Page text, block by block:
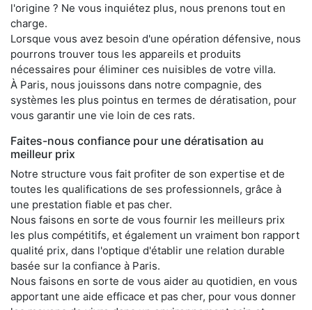
l'origine ? Ne vous inquiétez plus, nous prenons tout en
charge.
Lorsque vous avez besoin d'une opération défensive, nous
pourrons trouver tous les appareils et produits
nécessaires pour éliminer ces nuisibles de votre villa.
À Paris, nous jouissons dans notre compagnie, des
systèmes les plus pointus en termes de dératisation, pour
vous garantir une vie loin de ces rats.
Faites-nous confiance pour une dératisation au
meilleur prix
Notre structure vous fait profiter de son expertise et de
toutes les qualifications de ses professionnels, grâce à
une prestation fiable et pas cher.
Nous faisons en sorte de vous fournir les meilleurs prix
les plus compétitifs, et également un vraiment bon rapport
qualité prix, dans l'optique d'établir une relation durable
basée sur la confiance à Paris.
Nous faisons en sorte de vous aider au quotidien, en vous
apportant une aide efficace et pas cher, pour vous donner